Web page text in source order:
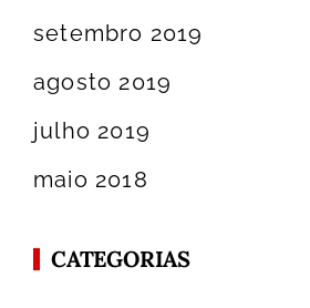
setembro 2019
agosto 2019
julho 2019
maio 2018
CATEGORIAS